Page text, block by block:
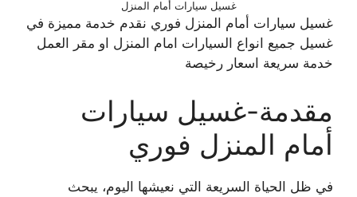
غسيل سيارات أمام المنزل
غسيل سيارات أمام المنزل فوري نقدم خدمة مميزة في
غسيل جميع انواع السيارات امام المنزل او مقر العمل
خدمة سريعة اسعار رخيصة
مقدمة-غسيل سيارات
أمام المنزل فوري
في ظل الحياة السريعة التي نعيشها اليوم، يبحث